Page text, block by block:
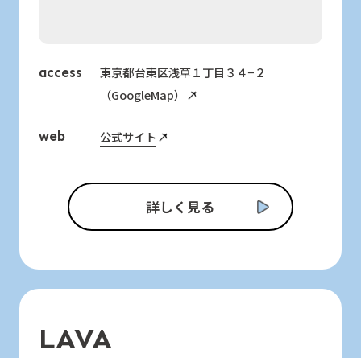
access
東京都台東区浅草１丁目３４−２
（GoogleMap）
web 公式サイト
詳しく見る
LAVA